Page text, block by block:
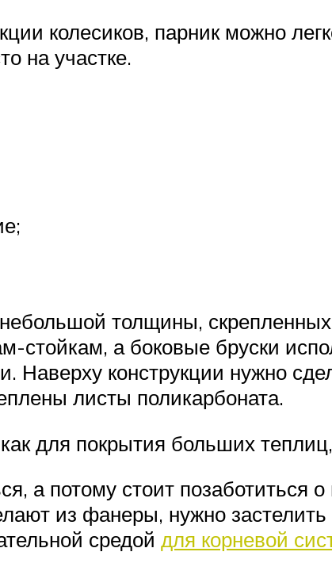
колесиков, парник можно
на участке.
толщины,
стойкам, а боковые бруски
Наверху конструкции нужно
листы поликарбоната.
для покрытия больших
а потому стоит позаботиться
из фанеры, нужно
средой для корневой